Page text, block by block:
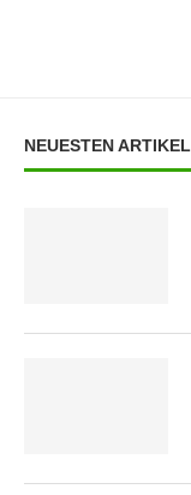
NEUESTEN ARTIKEL